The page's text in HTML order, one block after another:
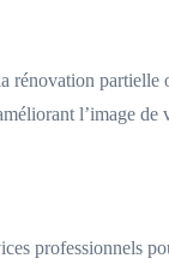
partielle
l’image de
professionnels